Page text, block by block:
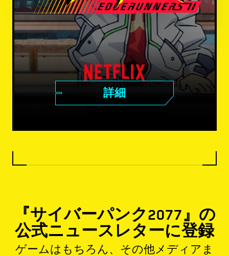
詳細
『サイバーパンク2077』の
公式ニュースレターに登録
ゲームはもちろん、その他メディアま